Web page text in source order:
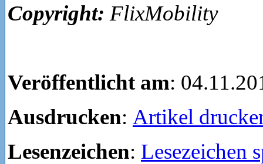
Copyright: FlixMobility
Veröffentlicht am:
Ausdrucken: Artikel
Lesenzeichen: Lesezeichen